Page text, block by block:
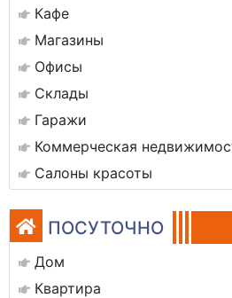
Кафе
Магазины
Офисы
Склады
Гаражи
Коммерческая
Салоны красоты
ПОСУТОЧНО
Дом
Квартира